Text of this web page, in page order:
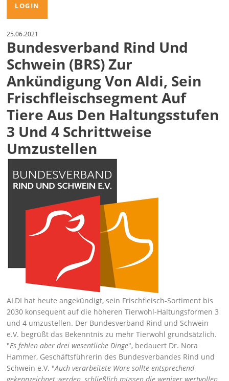
LOGIN
25.06.2021
Bundesverband Rind Und
Schwein (BRS) Zur
Ankündigung Von Aldi, Sein
Frischfleischsegment Auf
Tiere Aus Den Haltungsstufen
3 Und 4 Schrittweise
Umzustellen
ALDI hat heute angekündigt, sein Frischfleisch-Sortiment bis
2030 konsequent auf die höheren Tierwohl-Haltungsformen 3
und 4 umzustellen. Der Bundesverband Rind und Schwein
e.V. begrüßt das Bekenntnis zu mehr Tierwohl grundsätzlich.
Es fehlen aber drei wesentliche Dinge , bedauert Dr. Nora
Hammer, Geschäftsführerin des Bundesverbandes Rind und
Schwein e.V.
Auch verarbeitete Ware sollte entsprechend